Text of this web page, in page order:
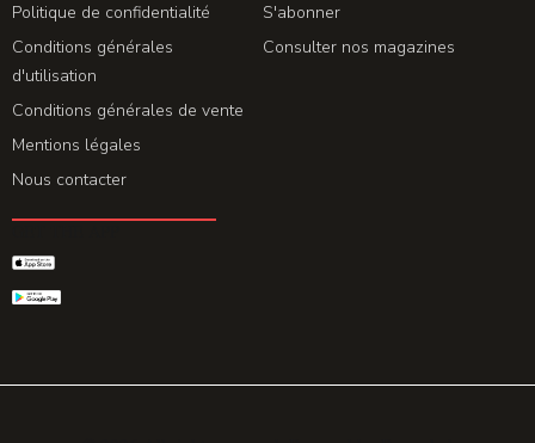
Politique de confidentialité
Conditions générales
d'utilisation
Conditions générales de vente
Mentions légales
Nous contacter
S'abonner
Consulter nos magazines